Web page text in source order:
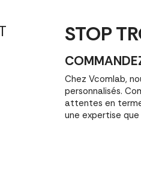
STOP
Chez Vcomlab,
personnalisés.
attentes en
une expertise